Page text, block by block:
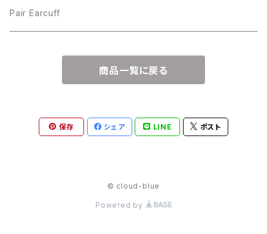
Pair Earcuff
商品一覧に戻る
保存 シェア LINE ポスト
© cloud-blue
Powered by